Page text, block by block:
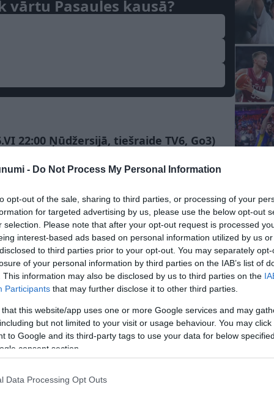
- Do Not Process My Personal Information
opt-out of the sale, sharing to third parties, or processing of your
for targeted advertising by us, please use the below opt-out
selection. Please note that after your opt-out request is processed
interest-based ads based on personal information utilized by us
to third parties prior to your opt-out. You may separately
of your personal information by third parties on the IAB’s list of
This information may also be disclosed by us to third parties on the
Participants that may further disclose it to other third parties.
that this website/app uses one or more Google services and may
but not limited to your visit or usage behaviour. You may
to Google and its third-party tags to use your data for below
consent section.
Data Processing Opt Outs
vārtu Pasaules kausā?
22:00 Ņūdžersijā, tiešraide TV6, Go3)
16. vietu
Spānija), Ūsmans Dembelē (“Saint-
City”, Anglija), Žils Kundē
(“Al-Nassr”, Saūda Arābija), Mamadū Sars
Spānija), Nikolass Džeksons
Tiāvs (Senegāla)
1938, 1954, 1958, 1966, 1978, 1982, 1986,
2022) – 4. reize (2002, 2018, 2022)
2018) – 7. vieta (2002)